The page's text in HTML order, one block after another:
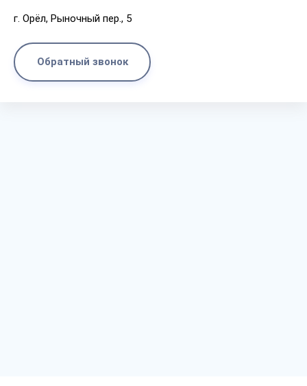
г. Орёл, Рыночный пер., 5
Обратный звонок